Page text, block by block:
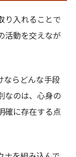
り入れることで
活動を交えなが
ならどんな手段
なのは、心身の
確に存在する点